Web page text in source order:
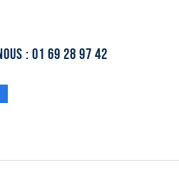
: 01 69 28 97 42